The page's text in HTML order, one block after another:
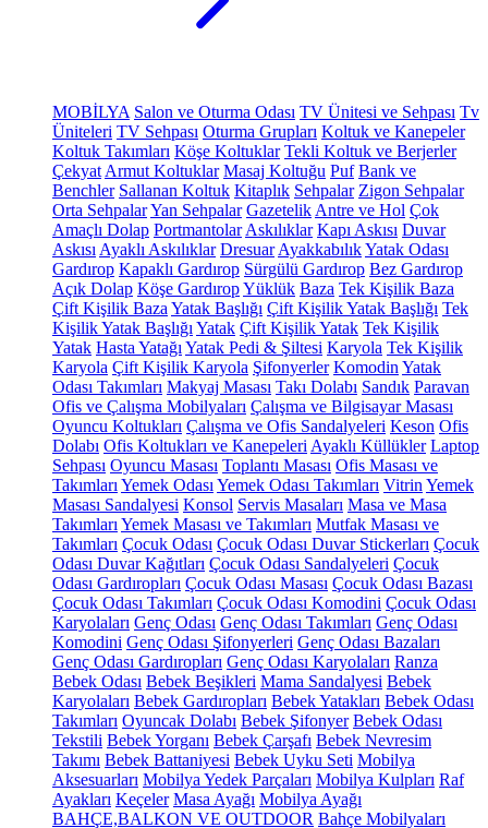
MOBİLYA Salon ve Oturma Odası TV Ünitesi ve Sehpası Tv
Üniteleri TV Sehpası Oturma Grupları Koltuk ve Kanepeler
Koltuk Takımları Köşe Koltuklar Tekli Koltuk ve Berjerler
Çekyat Armut Koltuklar Masaj Koltuğu Puf Bank ve
Benchler Sallanan Koltuk Kitaplık Sehpalar Zigon Sehpalar
Orta SehpalarYan Sehpalar Gazetelik Antre ve Hol Çok
Amaçlı Dolap Portmantolar Askılıklar Kapı Askısı Duvar
Askısı Ayaklı Askılıklar Dresuar AyakkabılıkYatak Odası
Gardırop Kapaklı Gardırop Sürgülü Gardırop Bez Gardırop
Açık Dolap Köşe GardıropYüklük Baza Tek Kişilik Baza
Çift Kişilik Baza Yatak Başlığı Çift Kişilik Yatak Başlığı Tek
Kişilik Yatak Başlığı Yatak Çift Kişilik Yatak Tek Kişilik
Yatak Hasta Yatağı Yatak Pedi & Şiltesi Karyola Tek Kişilik
Karyola Çift Kişilik Karyola Şifonyerler Komodin Yatak
Odası Takımları Makyaj Masası Takı Dolabı Sandık Paravan
Ofis ve Çalışma Mobilyaları Çalışma ve Bilgisayar Masası
Oyuncu Koltukları Çalışma ve Ofis Sandalyeleri Keson Ofis
Dolabı Ofis Koltukları ve Kanepeleri Ayaklı Küllükler Laptop
Sehpası Oyuncu Masası Toplantı Masası Ofis Masası ve
Takımları Yemek Odası Yemek Odası Takımları Vitrin Yemek
Masası Sandalyesi Konsol Servis Masaları Masa ve Masa
Takımları Yemek Masası ve Takımları Mutfak Masası ve
Takımları Çocuk Odası Çocuk Odası Duvar Stickerları Çocuk
Odası Duvar Kağıtları Çocuk Odası Sandalyeleri Çocuk
Odası Gardıropları Çocuk Odası Masası Çocuk Odası Bazası
Çocuk Odası Takımları Çocuk Odası Komodini Çocuk Odası
Karyolaları Genç Odası Genç Odası Takımları Genç Odası
Komodini Genç Odası Şifonyerleri Genç Odası Bazaları
Genç Odası Gardıropları Genç Odası Karyolaları Ranza
Bebek Odası Bebek Beşikleri Mama Sandalyesi Bebek
Karyolaları Bebek Gardıropları Bebek Yatakları Bebek Odası
Takımları Oyuncak Dolabı Bebek Şifonyer Bebek Odası
Tekstili Bebek Yorganı Bebek Çarşafı Bebek Nevresim
Takımı Bebek Battaniyesi Bebek Uyku Seti Mobilya
Aksesuarları Mobilya Yedek Parçaları Mobilya Kulpları Raf
Ayakları Keçeler Masa Ayağı Mobilya Ayağı
BAHÇE,BALKON VE OUTDOOR Bahçe Mobilyaları